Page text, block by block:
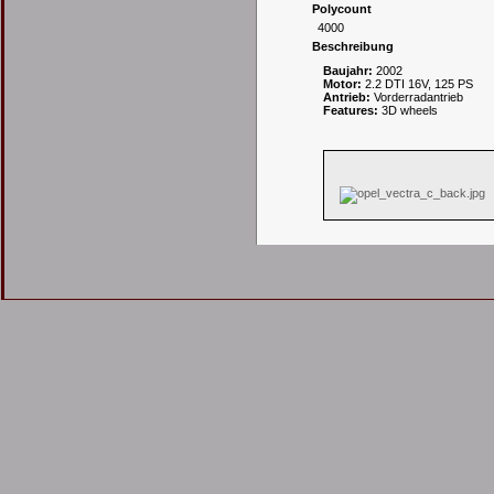
Polycount
4000
Beschreibung
Baujahr: 2002
Motor: 2.2 DTI 16V, 125 PS
Antrieb: Vorderradantrieb
Features: 3D wheels